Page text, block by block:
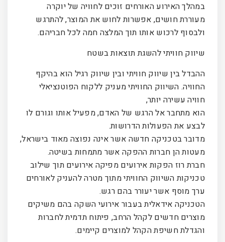
במהלך האירוע האורחים זוכים לחוויה של יוקרה
מעוררת חושים, אפשרות לחוש את המוצר, להתרגש
ולבסוף לרכוש אותו תוך המלצה חמה לכל חבריהם.
שיווק חוויתי להשגת תוצאות בשטח
ההבדל בין שיווק חוויתי ובין שיווק רגיל הוא בהיקף
החוויה. השיווק החוויתי מעניק ללקוח הפוטנציאלי
חוויה עשירה יותר,
הוא מתחבר אל הרגש של האדם, מפעיל אותו וגורם לו
לבצע את הפעולות הדרושות.
מדובר בטכניקה חדשה אשר אינה נפוצה מאוד בישראל,
מעטות הן חברות ההפקה אשר מתמחות בשיטה.
חברת רוז הפקות אירועים מפיקה אירועים תוך שילוב
טכניקות השיווק החוויתי מתוך מטרה להעניק לאורחים
ערך מוסף אשר יעורר בהם רגש.
הטכניקה אידאלית בעבור אירועי השקה בהם משיקים
מוצרים חדשים לקהל הרחב, פיתוח תדמית לחברות
והגדלת חשיפת הקהל למוצרים קיימים.